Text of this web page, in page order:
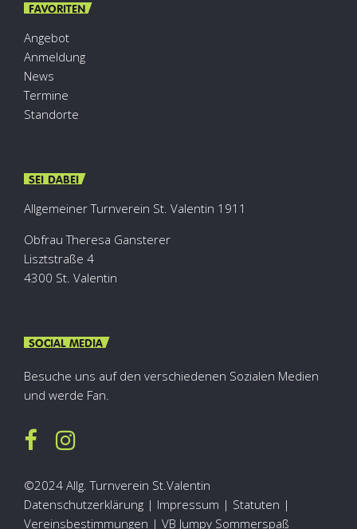
FAVORITEN
Angebot
Anmeldung
News
Termine
Standorte
SEI DABEI
Allgemeiner Turnverein St. Valentin 1911
Obfrau Theresa Gansterer
Lisztstraße 4
4300 St. Valentin
SOCIAL MEDIA
Besuche uns auf den verschiedenen Sozialen Medien
und werde Fan.
©2024 Allg. Turnverein St.Valentin
Datenschutzerklärung | Impressum | Statuten |
Vereinsbestimmungen | VB Jumpy Sommerspaß